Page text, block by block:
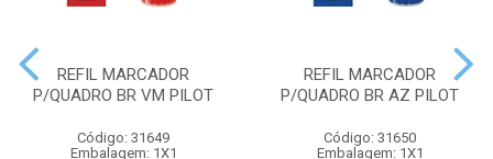
REFIL MARCADOR
P/QUADRO BR VM PILOT
Código: 31649
Embalagem: 1X1
REFIL MARCADOR
P/QUADRO BR AZ PILOT
Código: 31650
Embalagem: 1X1